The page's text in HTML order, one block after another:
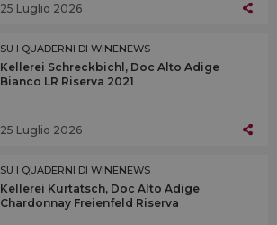
25 Luglio 2026
SU I QUADERNI DI WINENEWS
Kellerei Schreckbichl, Doc Alto Adige
Bianco LR Riserva 2021
25 Luglio 2026
SU I QUADERNI DI WINENEWS
Kellerei Kurtatsch, Doc Alto Adige
Chardonnay Freienfeld Riserva